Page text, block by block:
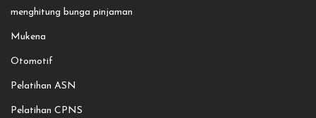
menghitung bunga pinjaman
Mukena
Otomotif
Pelatihan ASN
Pelatihan CPNS